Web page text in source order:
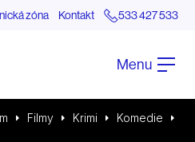
zóna Kontakt 533 427 533
Menu
Filmy Krimi
Komedie